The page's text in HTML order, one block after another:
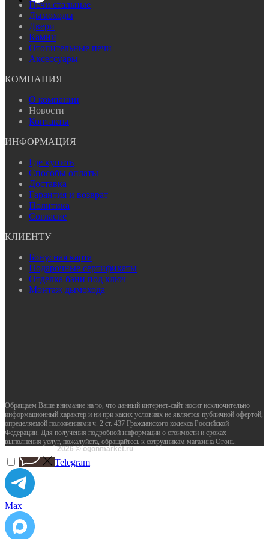
Печи стальные
Дымоходы
Двери
Камни
Отопительные печи
Аксессуары
КОМПАНИЯ
О компании
Новости
Контакты
ИНФОРМАЦИЯ
Где купить
Способы оплаты
Доставка
Гарантия и возврат
Политика
Согласие
КЛИЕНТУ
Бонусная карта
Подарочные сертификаты
Отделка бани под ключ
Монтаж дымохода
2026 © ogonmarket.ru
Обращаем Ваше внимание на то, что данный интернет-сайт носит исключительно
информационный характер и ни при каких условиях не является публичной офертой,
определяемой положениями ч. 2 ст. 437 Гражданского кодекса Российской
Федерации. Для получения подробной информации о стоимости и сроках
выполнения услуг, пожалуйста, обращайтесь к сотрудникам магазина Огонь.
Telegram
Max